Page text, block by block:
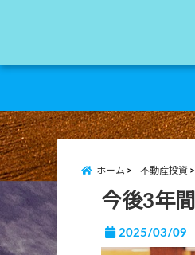
ホーム 不動産投資
今後3年
2025/03/09